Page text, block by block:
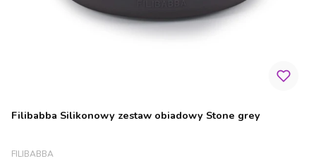
Filibabba Silikonowy zestaw obiadowy Stone grey
PRODUCENT
FILIBABBA